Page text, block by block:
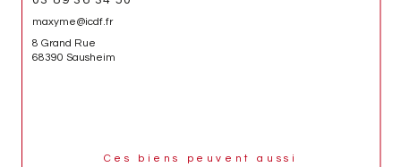
maxyme@icdf.fr
8 Grand Rue
68390 Sausheim
Ces biens peuvent aussi